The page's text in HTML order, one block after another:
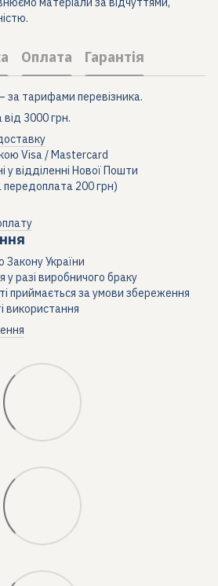
Оплата Гарантія
за тарифами перевізника.
3000 грн.
Visa / Mastercard
відділенні Нової Пошти
передоплата 200 грн)
Закону України
разі виробничого браку
приймається за умови збереження
використання